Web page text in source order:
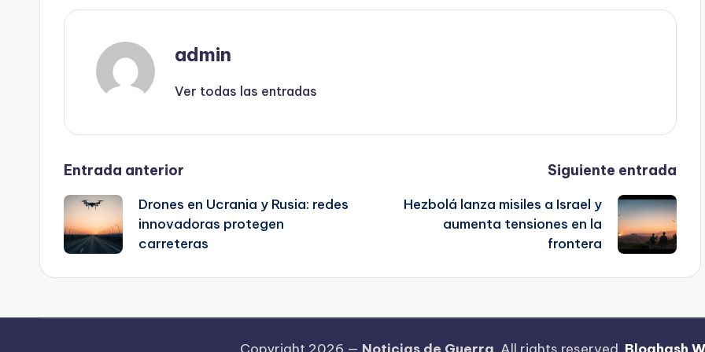
admin
Ver todas las entradas
Navegación
de
entradas
Entrada anterior
Drones en Ucrania y Rusia: redes
innovadoras protegen
carreteras
Siguiente entrada
Hezbolá lanza misiles a Israel y
aumenta tensiones en la
frontera